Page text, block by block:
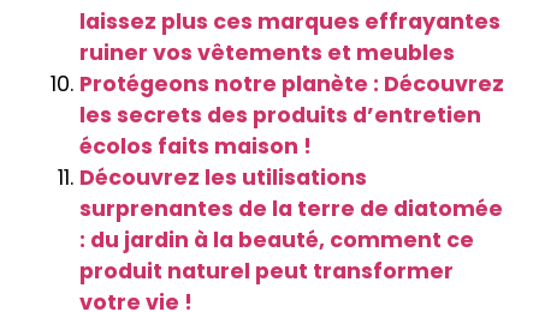
laissez plus ces marques effrayantes
ruiner vos vêtements et meubles
Protégeons notre planète : Découvrez
les secrets des produits d’entretien
écolos faits maison !
Découvrez les utilisations
surprenantes de la terre de diatomée
: du jardin à la beauté, comment ce
produit naturel peut transformer
votre vie !